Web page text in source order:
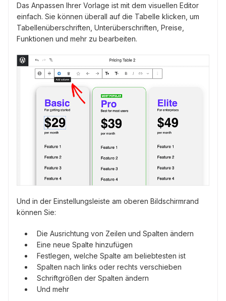
Das Anpassen Ihrer Vorlage ist mit dem visuellen Editor
einfach. Sie können überall auf die Tabelle klicken, um
Tabellenüberschriften, Unterüberschriften, Preise,
Funktionen und mehr zu bearbeiten.
Und in der Einstellungsleiste am oberen Bildschirmrand
können Sie:
Die Ausrichtung von Zeilen und Spalten ändern
Eine neue Spalte hinzufügen
Festlegen, welche Spalte am beliebtesten ist
Spalten nach links oder rechts verschieben
Schriftgrößen der Spalten ändern
Und mehr